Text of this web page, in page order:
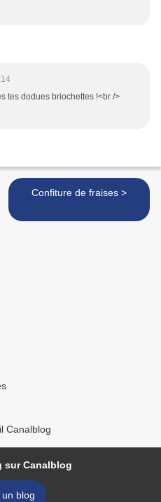
tes dodues briochettes !<br />
Confiture de fraises >
Canalblog
sur Canalblog
blog